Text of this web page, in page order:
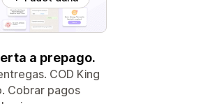
a prepago.
COD King
Cobrar pagos